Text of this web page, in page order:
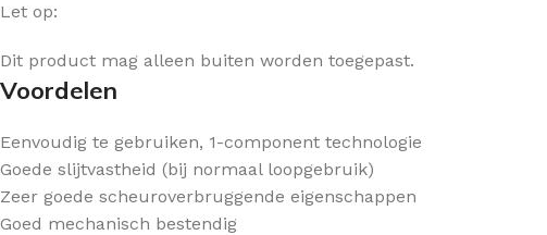
Let op:
Dit product mag alleen buiten worden toegepast.
Voordelen
Eenvoudig te gebruiken, 1-component technologie
Goede slijtvastheid (bij normaal loopgebruik)
Zeer goede scheuroverbruggende eigenschappen
Goed mechanisch bestendig